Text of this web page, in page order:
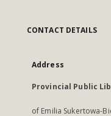
CONTACT DETAILS
Address
Provincial Public
of Emilia Sukertowa-